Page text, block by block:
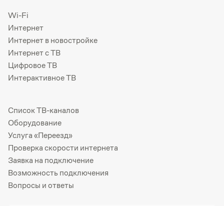
Wi-Fi
Интернет
Интернет в новостройке
Интернет с ТВ
Цифровое ТВ
Интерактивное ТВ
Список ТВ-каналов
Оборудование
Услуга «Переезд»
Проверка скорости интернета
Заявка на подключение
Возможность подключения
Вопросы и ответы